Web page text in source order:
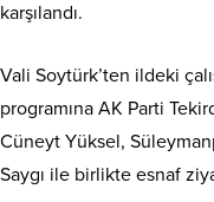
karşılandı.
Vali Soytürk’ten ildeki
programına AK Parti
Cüneyt Yüksel,
Saygı ile birlikte esnaf